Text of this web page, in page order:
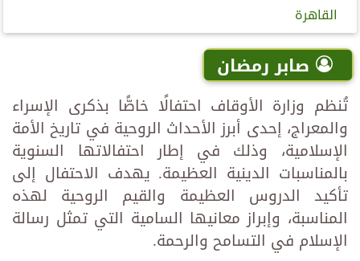
القاهرة
صابر رمضان
تُنظم وزارة الأوقاف احتفالًا خاصًّا بذكرى الإسراء
والمعراج، إحدى أبرز الأحداث الروحية في تاريخ الأمة
الإسلامية، وذلك في إطار احتفالاتها السنوية
بالمناسبات الدينية العظيمة. يهدف الاحتفال إلى
تأكيد الدروس العظيمة والقيم الروحية لهذه
المناسبة، وإبراز معانيها السامية التي تمثل رسالة
الإسلام في التسامح والرحمة.